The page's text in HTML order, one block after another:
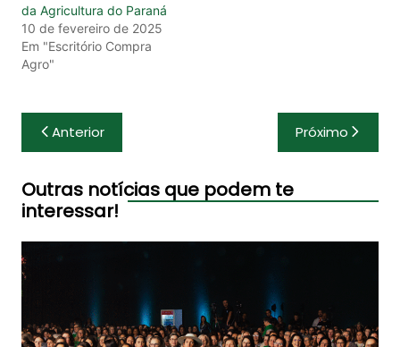
da Agricultura do Paraná
10 de fevereiro de 2025
Em "Escritório Compra
Agro"
Navegação
de
Post
Anterior Próximo
Outras notícias que podem te
interessar!